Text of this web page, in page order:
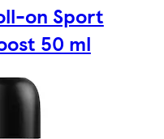
on Sport
50 ml